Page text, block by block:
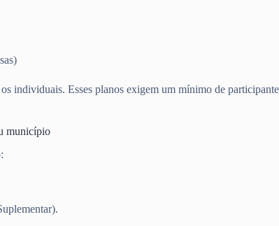
individuais. Esses planos exigem um mínimo de
município